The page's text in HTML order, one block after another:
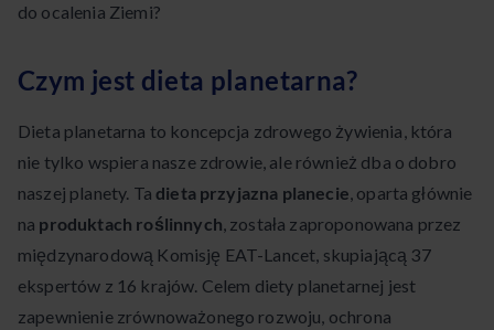
do ocalenia Ziemi?
Czym jest dieta planetarna?
Dieta planetarna to koncepcja zdrowego żywienia, która
nie tylko wspiera nasze zdrowie, ale również dba o dobro
naszej planety. Ta dieta przyjazna planecie, oparta głównie
na produktach roślinnych, została zaproponowana przez
międzynarodową Komisję EAT-Lancet, skupiającą 37
ekspertów z 16 krajów. Celem diety planetarnej jest
zapewnienie zrównoważonego rozwoju, ochrona